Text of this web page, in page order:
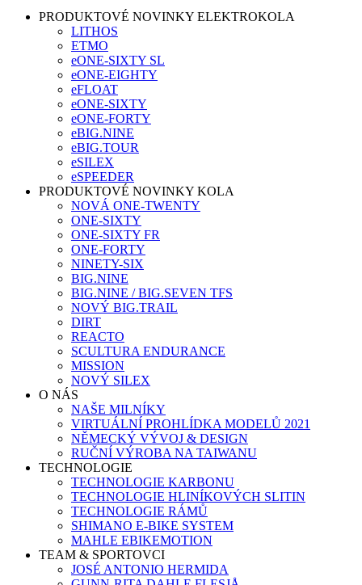
PRODUKTOVÉ NOVINKY ELEKTROKOLA
LITHOS
ETMO
eONE-SIXTY SL
eONE-EIGHTY
eFLOAT
eONE-SIXTY
eONE-FORTY
eBIG.NINE
eBIG.TOUR
eSILEX
eSPEEDER
PRODUKTOVÉ NOVINKY KOLA
NOVÁ ONE-TWENTY
ONE-SIXTY
ONE-SIXTY FR
ONE-FORTY
NINETY-SIX
BIG.NINE
BIG.NINE / BIG.SEVEN TFS
NOVÝ BIG.TRAIL
DIRT
REACTO
SCULTURA ENDURANCE
MISSION
NOVÝ SILEX
O NÁS
NAŠE MILNÍKY
VIRTUÁLNÍ PROHLÍDKA MODELŮ 2021
NĚMECKÝ VÝVOJ & DESIGN
RUČNÍ VÝROBA NA TAIWANU
TECHNOLOGIE
TECHNOLOGIE KARBONU
TECHNOLOGIE HLINÍKOVÝCH SLITIN
TECHNOLOGIE RÁMŮ
SHIMANO E-BIKE SYSTEM
MAHLE EBIKEMOTION
TEAM & SPORTOVCI
JOSÉ ANTONIO HERMIDA